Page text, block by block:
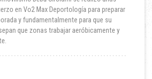
en Vo2 Max Deportología para preparar
y fundamentalmente para que su
que zonas trabajar aeróbicamente y